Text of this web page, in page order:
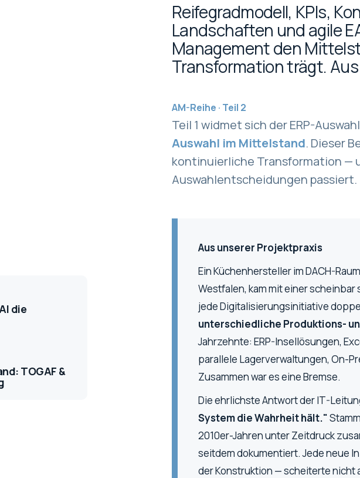
Reifegradmodell, KPIs,
Landschaften und agile
Management den
Transformation trägt. Aus
AM-Reihe · Teil 2
Teil 1 widmet sich der ERP-
Auswahl im Mittelstand. Dieser
kontinuierliche Transformation —
Auswahlentscheidungen passiert.
Aus unserer Projektpraxis
Ein Küchenhersteller im DACH-
Westfalen, kam mit einer scheinbar
jede Digitalisierungsinitiative
unterschiedliche Produktions-
Jahrzehnte: ERP-Insellösungen,
parallele Lagerverwaltungen, On-
Zusammen war es eine Bremse.
Die ehrlichste Antwort der IT-
System die Wahrheit hält."
2010er-Jahren unter Zeitdruck
seitdem dokumentiert. Jede neue
der Konstruktion — scheiterte nicht
die
TOGAF &